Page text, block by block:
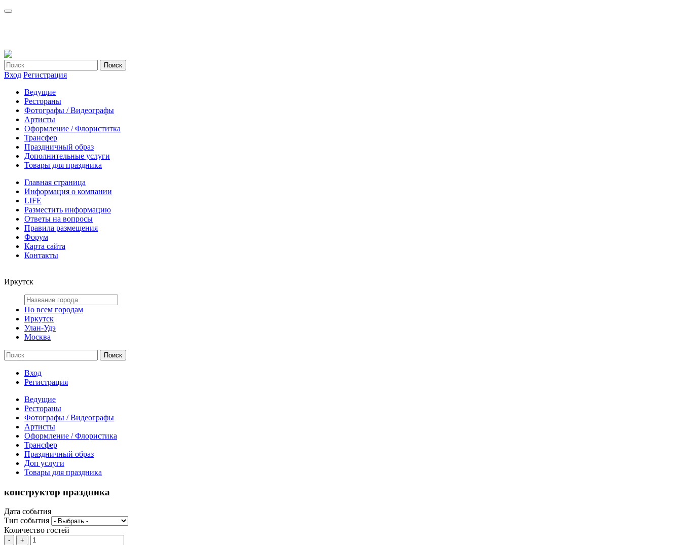
Вход Регистрация
Ведущие
Рестораны
Фотографы / Видеографы
Артисты
Оформление / Флориститка
Трансфер
Праздничный образ
Дополнительные услуги
Товары для праздника
Главная страница
Информация о компании
LIFE
Разместить информацию
Ответы на вопросы
Правила размещения
Форум
Карта сайта
Контакты
Иркутск
По всем городам
Иркутск
Улан-Удэ
Москва
Вход
Регистрация
Ведущие
Рестораны
Фотографы / Видеографы
Артисты
Оформление / Флористика
Трансфер
Праздничный образ
Доп услуги
Товары для праздника
конструктор праздника
Дата события
Тип события
Количество гостей
- +